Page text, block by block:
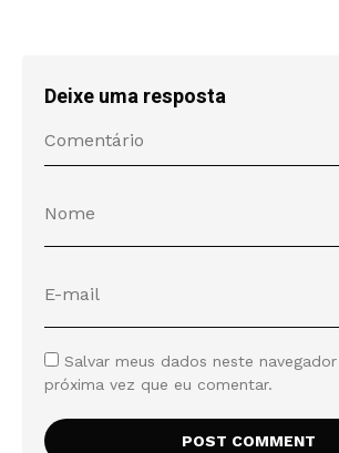
Deixe uma resposta
Salvar meus dados neste
próxima vez que eu comentar.